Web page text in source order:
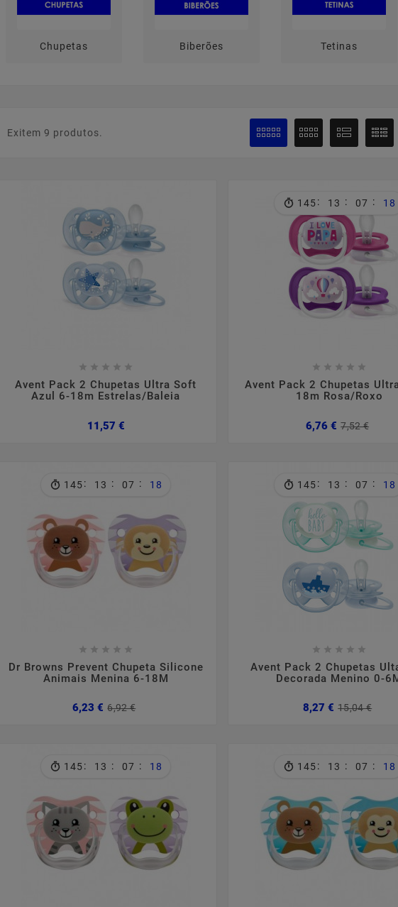
junho 28,2024
Dermatite Atópica
Principais características,
2024
Suplementação Com
Chupetas Biberões Tetinas
Exitem 9 produtos.
    
Avent Pack 2 Chupetas Ultra Soft
Azul 6-18m Estrelas/Baleia
11,57 €Preço
145: 13 : 07 : 17
    
Avent Pack 2 Chupetas
18m Rosa/Roxo
6,76 € 7,52 €
145: 13 : 07 : 17
    
Dr Browns Prevent Chupeta Silicone
Animais Menina 6-18M
6,23 € 6,92 €
145: 13 : 07 : 17
    
Avent Pack 2 Chupetas
Decorada Menino 0-
8,27 € 15,04 €
145: 13 : 07 : 17 145: 13 : 07 : 17